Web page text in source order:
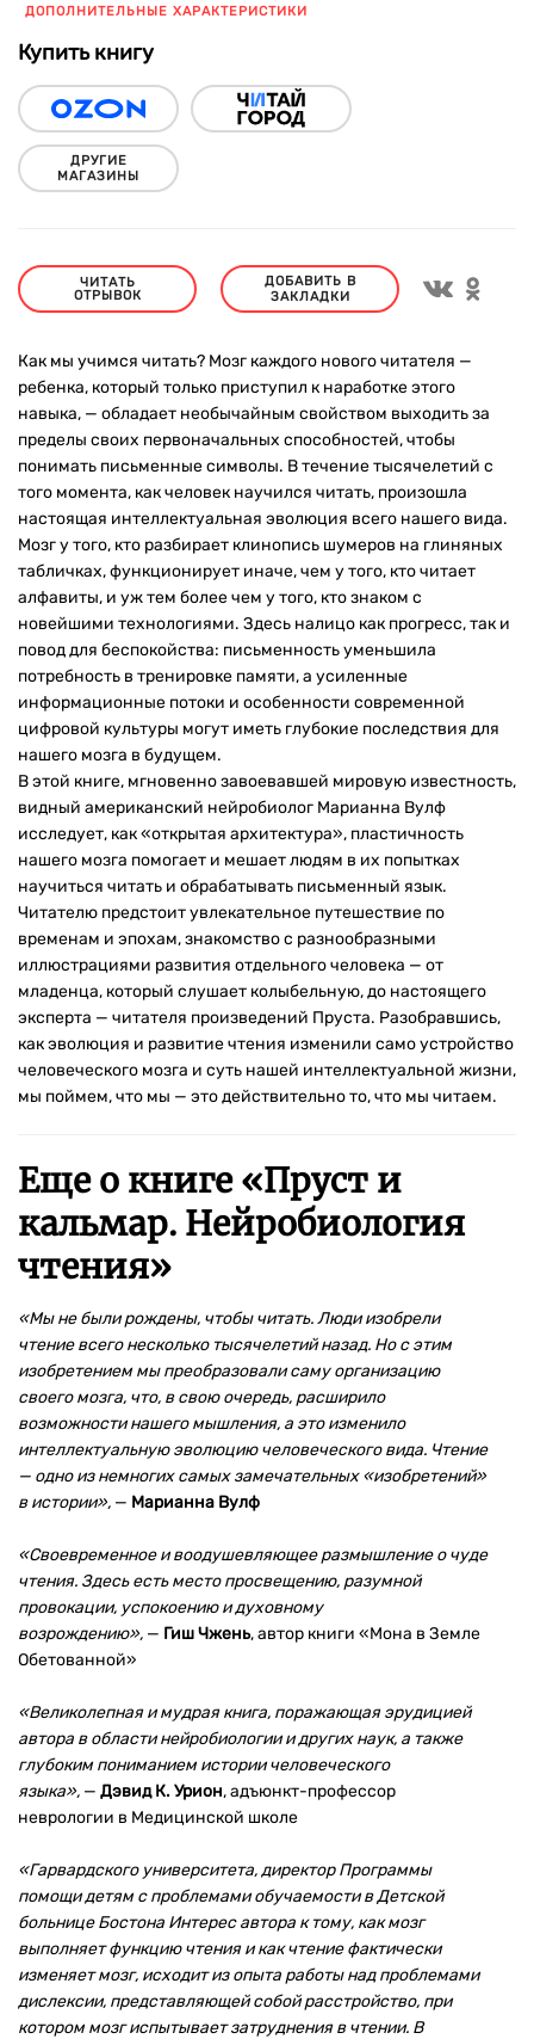
ДОПОЛНИТЕЛЬНЫЕ ХАРАКТЕРИСТИКИ
Купить книгу
ДРУГИЕ
МАГАЗИНЫ
ЧИТАТЬ
ОТРЫВОК
ДОБАВИТЬ В
ЗАКЛАДКИ
Как мы учимся читать? Мозг каждого нового читателя —
ребенка, который только приступил к наработке этого
навыка, — обладает необычайным свойством выходить за
пределы своих первоначальных способностей, чтобы
понимать письменные символы. В течение тысячелетий с
того момента, как человек научился читать, произошла
настоящая интеллектуальная эволюция всего нашего вида.
Мозг у того, кто разбирает клинопись шумеров на глиняных
табличках, функционирует иначе, чем у того, кто читает
алфавиты, и уж тем более чем у того, кто знаком с
новейшими технологиями. Здесь налицо как прогресс, так и
повод для беспокойства: письменность уменьшила
потребность в тренировке памяти, а усиленные
информационные потоки и особенности современной
цифровой культуры могут иметь глубокие последствия для
нашего мозга в будущем.
В этой книге, мгновенно завоевавшей мировую известность,
видный американский нейробиолог Марианна Вулф
исследует, как «открытая архитектура», пластичность
нашего мозга помогает и мешает людям в их попытках
научиться читать и обрабатывать письменный язык.
Читателю предстоит увлекательное путешествие по
временам и эпохам, знакомство с разнообразными
иллюстрациями развития отдельного человека — от
младенца, который слушает колыбельную, до настоящего
эксперта — читателя произведений Пруста. Разобравшись,
как эволюция и развитие чтения изменили само устройство
человеческого мозга и суть нашей интеллектуальной жизни,
мы поймем, что мы — это действительно то, что мы читаем.
Еще о книге «Пруст и
кальмар. Нейробиология
чтения»
«Мы не были рождены, чтобы читать. Люди изобрели
чтение всего несколько тысячелетий назад. Но с этим
изобретением мы преобразовали саму организацию
своего мозга, что, в свою очередь, расширило
возможности нашего мышления, а это изменило
интеллектуальную эволюцию человеческого вида. Чтение
— одно из немногих самых замечательных «изобретений»
в истории», — Марианна Вулф
«Своевременное и воодушевляющее размышление о чуде
чтения. Здесь есть место просвещению, разумной
провокации, успокоению и духовному
возрождению», — Гиш Чжень, автор книги «Мона в Земле
Обетованной»
«Великолепная и мудрая книга, поражающая эрудицией
автора в области нейробиологии и других наук, а также
глубоким пониманием истории человеческого
языка», — Дэвид К. Урион, адъюнкт-профессор
неврологии в Медицинской школе
«Гарвардского университета, директор Программы
помощи детям с проблемами обучаемости в Детской
больнице Бостона Интерес автора к тому, как мозг
выполняет функцию чтения и как чтение фактически
изменяет мозг, исходит из опыта работы над проблемами
дислексии, представляющей собой расстройство, при
котором мозг испытывает затруднения в чтении. В